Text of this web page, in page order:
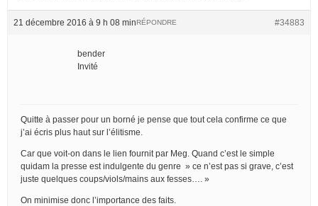
21 décembre 2016 à 9 h 08 min #34883
RÉPONDRE
bender
Invité
Quitte à passer pour un borné je pense que tout cela confirme ce que
j’ai écris plus haut sur l’élitisme.
Car que voit-on dans le lien fournit par Meg. Quand c’est le simple
quidam la presse est indulgente du genre » ce n’est pas si grave, c’est
juste quelques coups/viols/mains aux fesses…. »
On minimise donc l’importance des faits.